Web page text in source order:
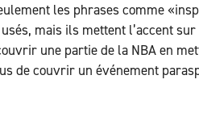
les phrases comme
mais ils mettent l’accent
une partie de la NBA en
de couvrir un événement